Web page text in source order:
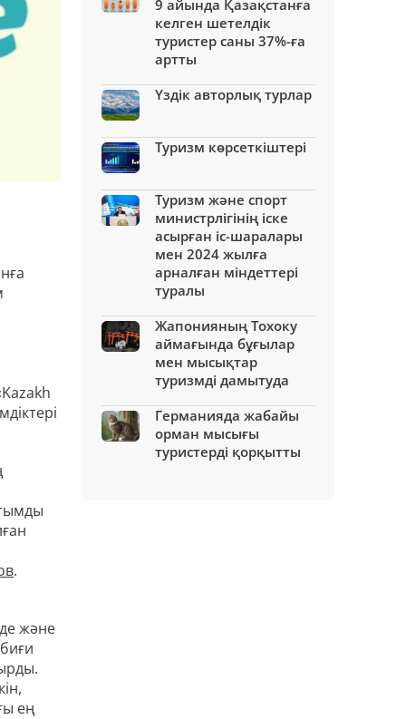
.
және
ең
9 айында Қазақстанға
келген шетелдік
туристер саны 37%-ға
артты
Үздік авторлық турлар
Туризм көрсеткіштері
Туризм және спорт
министрлігінің іске
асырған іс-шаралары
мен 2024 жылға
арналған міндеттері
туралы
Жапонияның Тохоку
аймағында бұғылар
мен мысықтар
туризмді дамытуда
Германияда жабайы
орман мысығы
туристерді қорқытты